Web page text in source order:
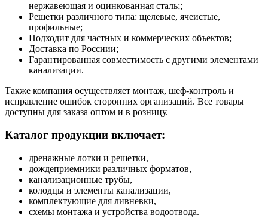
нержавеющая и оцинкованная сталь;;
Решетки различного типа: щелевые, ячеистые,
профильные;
Подходит для частных и коммерческих объектов;
Доставка по Россиии;
Гарантированная совместимость с другими элементами
канализации.
Также компания осуществляет монтаж, шеф-контроль и
исправление ошибок сторонних организаций. Все товары
доступны для заказа оптом и в розницу.
Каталог продукции включает:
дренажные лотки и решетки,
дождеприемники различных форматов,
канализационные трубы,
колодцы и элементы канализации,
комплектующие для ливневки,
схемы монтажа и устройства водоотвода.